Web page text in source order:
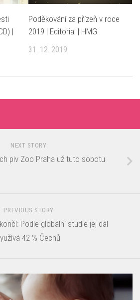
|
Poděkování za přízeň v roce
2019 | Editorial | HMG
31. 12. 2019
NEXT STORY
piv Zoo Praha už tuto sobotu
PREVIOUS STORY
Podle globální studie jej dál
42 % Čechů